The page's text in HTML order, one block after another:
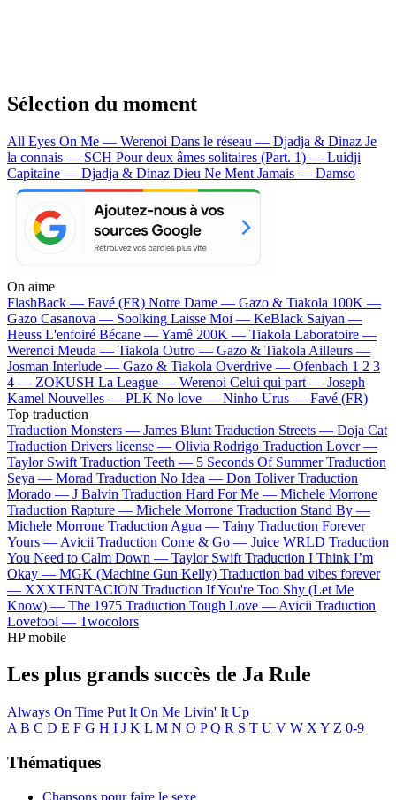
Sélection du moment
All Eyes On Me — Werenoi Dans le réseau — Djadja & Dinaz Je
la connais — SCH Pour deux âmes solitaires (Part. 1) — Luidji
Capitaine — Djadja & Dinaz Dieu Ne Ment Jamais — Damso
On aime
FlashBack — Favé (FR) Notre Dame — Gazo & Tiakola 100K —
Gazo Casanova — Soolking Laisse Moi — KeBlack Saiyan —
Heuss L'enfoiré Bécane —Yamê 200K — Tiakola Laboratoire —
Werenoi Meuda — Tiakola Outro — Gazo & Tiakola Ailleurs —
Josman Interlude — Gazo & Tiakola Overdrive — Ofenbach 1 2 3
4 — ZOKUSH La League — Werenoi Celui qui part — Joseph
Kamel Nouvelles — PLK No love — Ninho Urus — Favé (FR)
Top traduction
Traduction Monsters — James Blunt Traduction Streets — Doja Cat
Traduction Drivers license — Olivia Rodrigo Traduction Lover —
Taylor Swift Traduction Teeth — 5 Seconds Of Summer Traduction
Seya — Morad Traduction No Idea — Don Toliver Traduction
Morado — J Balvin Traduction Hard For Me — Michele Morrone
Traduction Rapture — Michele Morrone Traduction Stand By —
Michele Morrone Traduction Agua — Tainy Traduction Forever
Yours — Avicii Traduction Come & Go — Juice WRLD Traduction
You Need to Calm Down — Taylor Swift Traduction I Think I’m
Okay — MGK (Machine Gun Kelly) Traduction bad vibes forever
— XXXTENTACION Traduction If You're Too Shy (Let Me
Know) — The 1975 Traduction Tough Love — Avicii Traduction
Lovefool — Twocolors
HP mobile
Les plus grands succès de Ja Rule
Always On Time Put It On Me Livin' It Up
A B C D E F G H I J K L M N O P Q R S T U V W X Y Z 0-9
Thématiques
Chansons pour faire le sexe